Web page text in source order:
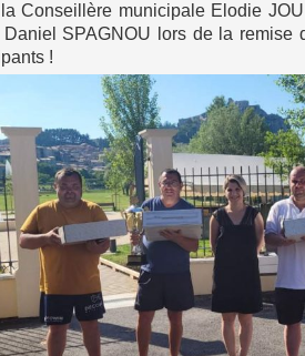
la Conseillère municipale Elodie
Daniel SPAGNOU lors de la remise
!